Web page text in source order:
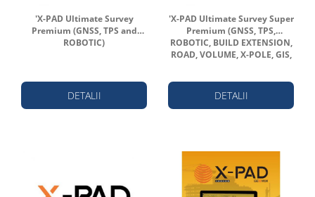
'X-PAD Ultimate Survey
Premium (GNSS, TPS and
ROBOTIC)
DETALII
'X-PAD Ultimate Survey Super
Premium (GNSS, TPS,
ROBOTIC, BUILD EXTENSION,
ROAD, VOLUME, X-POLE, GIS,
DETALII